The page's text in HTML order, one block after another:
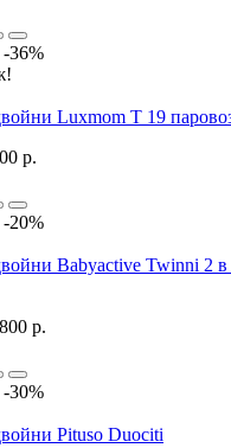
36%
Luxmom T 19
р.
20%
Babyactive Twinni 2 в
р.
30%
Pituso Duociti